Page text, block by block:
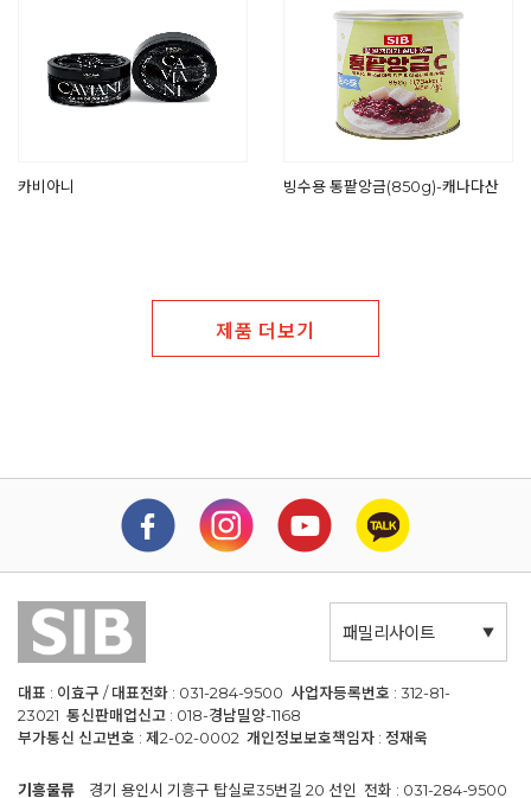
카비아니 빙수용 통팥앙금(850g)-캐나다산
제품 더보기
패밀리사이트
대표 : 이효구 / 대표전화 : 031-284-9500 사업자등록번호 : 312-81-
23021 통신판매업신고 : 018-경남밀양-1168
부가통신 신고번호 : 제2-02-0002 개인정보보호책임자 : 정재욱
기흥물류 경기 용인시 기흥구 탑실로35번길 20 선인 전화 : 031-284-9500